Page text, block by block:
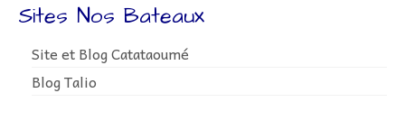
Sites Nos Bateaux
Site et Blog Catataoumé
Blog Talio